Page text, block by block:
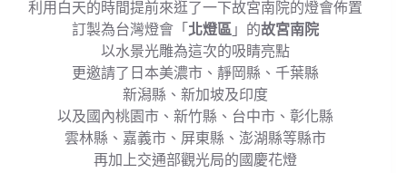
利用白天的時間提前來逛了一下故宮南院的燈會佈置
訂製為台灣燈會「 北燈區 」的故宮南院
以水景光雕為這次的吸睛亮點
更邀請了日本美濃市、靜岡縣、千葉縣
新潟縣、新加坡及印度
以及國內桃園市、新竹縣、台中市、彰化縣
雲林縣、嘉義市、屏東縣、澎湖縣等縣市
再加上交通部觀光局的國慶花燈